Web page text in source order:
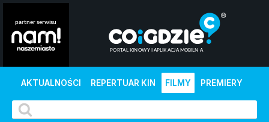
AKTUALNOŚCI REPERTUAR KIN FILMY PREMIERY